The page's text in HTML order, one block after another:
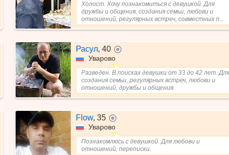
Холост. Хочу познакомиться с девушкой. Для
дружбы и общения, создания семьи, любови и
отношений, регулярных встреч, совместных п...
Расул, 40
Уварово
Разведен. В поисках девушки от 33 до 42 лет. Для
создания семьи, регулярных встреч, любови и
отношений, дружбы и общения.
Flow, 35
Уварово
Познакомлюсь с девушкой. Для любови и
отношений, переписки.